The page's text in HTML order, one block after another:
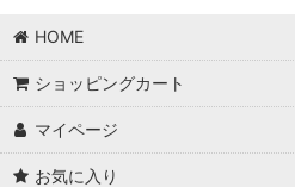
HOME
ショッピングカート
マイページ
お気に入り